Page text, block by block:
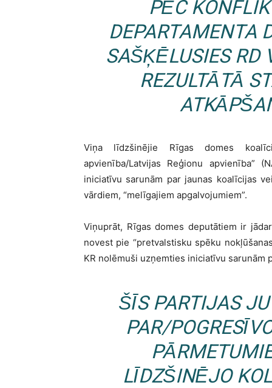
PĒC
DEPARTAMENTA
SAŠĶĒLUSIES RD
REZULTĀTĀ
Viņa līdzšinējie Rīgas domes
apvienība/Latvijas Reģionu apvienība”
iniciatīvu sarunām par jaunas koalīcijas
vārdiem, “melīgajiem apgalvojumiem”.
Viņuprāt, Rīgas domes deputātiem ir
novest pie “pretvalstisku spēku
KR nolēmuši uzņemties iniciatīvu sarunām
ŠĪS PARTIJAS
PAR/
LĪDZŠINĒJO